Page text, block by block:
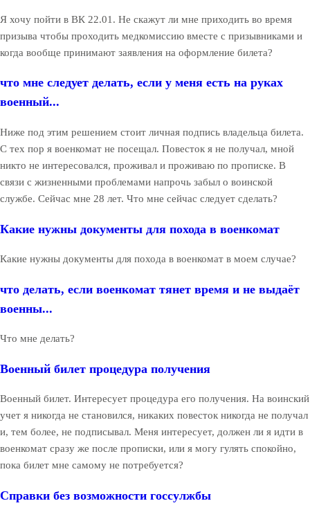
Я хочу пойти в ВК 22.01. Не скажут ли мне приходить во время
призыва чтобы проходить медкомиссию вместе с призывниками и
когда вообще принимают заявления на оформление билета?
что мне следует делать, если у меня есть на руках
военный...
Ниже под этим решением стоит личная подпись владельца билета.
С тех пор я военкомат не посещал. Повесток я не получал, мной
никто не интересовался, проживал и проживаю по прописке. В
связи с жизненными проблемами напрочь забыл о воинской
службе. Сейчас мне 28 лет. Что мне сейчас следует сделать?
Какие нужны документы для похода в военкомат
Какие нужны документы для похода в военкомат в моем случае?
что делать, если военкомат тянет время и не выдаёт
военны...
Что мне делать?
Военный билет процедура получения
Военный билет. Интересует процедура его получения. На воинский
учет я никогда не становился, никаких повесток никогда не получал
и, тем более, не подписывал. Меня интересует, должен ли я идти в
военкомат сразу же после прописки, или я могу гулять спокойно,
пока билет мне самому не потребуется?
Справки без возможности госсулжбы